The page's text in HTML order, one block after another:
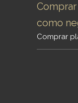
como
Comprar